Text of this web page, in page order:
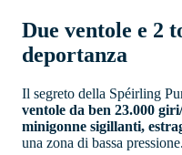
Due ventole e 2
deportanza
Il segreto della Spéirling
ventole da ben 23.000
minigonne sigillanti,
una zona di bassa pressione.